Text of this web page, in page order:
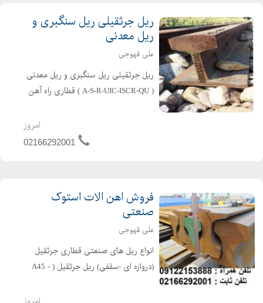
ریل جرثقیلی ریل سنگبری و
ریل معدنی
علی قهوجی
ریل جرثقیلی ریل سنگبری و ریل معدنی
( A-S-R-UIC-ISCR-QU ) قطاری راه آهن
اروپا... در تمامی تیپ های استاندارد به
دلخواه شما ،،،عمده و خرده،،، تمامی بارها
امروز
02166292001
فروش اهن الات استوک
صنعتی
علی قهوجی
انواع ریل های صنعتی قطاری جرثقیل
(دروازه ای -سقفی) ریل جرثقیل ( A45 -
ریل راه آهن ( R33 - R38 - R43 - R64 -